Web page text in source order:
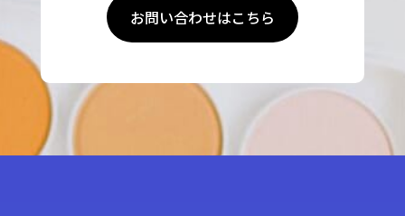
お問い合わせはこちら